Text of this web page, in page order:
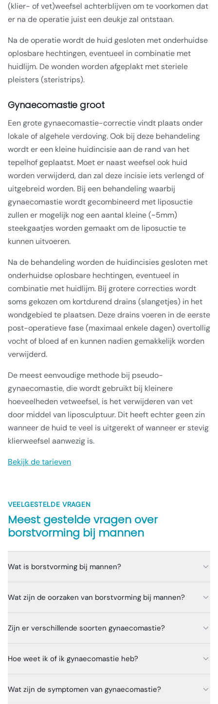
(klier- of vet)weefsel achterblijven om te voorkomen dat
er na de operatie juist een deukje zal ontstaan.
Na de operatie wordt de huid gesloten met onderhuidse
oplosbare hechtingen, eventueel in combinatie met
huidlijm. De wonden worden afgeplakt met steriele
pleisters (steristrips).
Gynaecomastie groot
Een grote gynaecomastie-correctie vindt plaats onder
lokale of algehele verdoving. Ook bij deze behandeling
wordt er een kleine huidincisie aan de rand van het
tepelhof geplaatst. Moet er naast weefsel ook huid
worden verwijderd, dan zal deze incisie iets verlengd of
uitgebreid worden. Bij een behandeling waarbij
gynaecomastie wordt gecombineerd met liposuctie
zullen er mogelijk nog een aantal kleine (~5mm)
steekgaatjes worden gemaakt om de liposuctie te
kunnen uitvoeren.
Na de behandeling worden de huidincisies gesloten met
onderhuidse oplosbare hechtingen, eventueel in
combinatie met huidlijm. Bij grotere correcties wordt
soms gekozen om kortdurend drains (slangetjes) in het
wondgebied te plaatsen. Deze drains voeren in de eerste
post-operatieve fase (maximaal enkele dagen) overtollig
vocht of bloed af en kunnen nadien gemakkelijk worden
verwijderd.
De meest eenvoudige methode bij pseudo-
gynaecomastie, die wordt gebruikt bij kleinere
hoeveelheden vetweefsel, is het verwijderen van vet
door middel van liposculptuur. Dit heeft echter geen zin
wanneer de huid te veel is uitgerekt of wanneer er stevig
klierweefsel aanwezig is.
Bekijk de tarieven
VEELGESTELDE VRAGEN
Meest gestelde vragen over
borstvorming bij mannen
Wat is borstvorming bij mannen?
Wat zijn de oorzaken van borstvorming bij mannen?
Zijn er verschillende soorten gynaecomastie?
Hoe weet ik of ik gynaecomastie heb?
Wat zijn de symptomen van gynaecomastie?